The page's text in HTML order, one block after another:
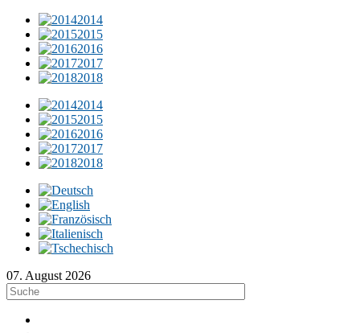
2014
2015
2016
2017
2018
2014
2015
2016
2017
2018
07. August 2026